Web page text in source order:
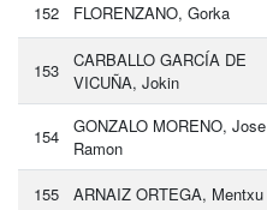
152 FLORENZANO, Gorka
153
CARBALLO GARCÍA DE
VICUÑA, Jokin
154
GONZALO MORENO, Jose
Ramon
155 ARNAIZ ORTEGA, Mentxu